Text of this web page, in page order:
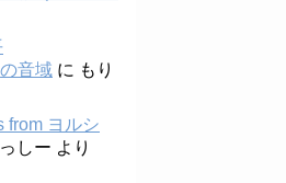
音域 に もり
from ヨルシ
しー より